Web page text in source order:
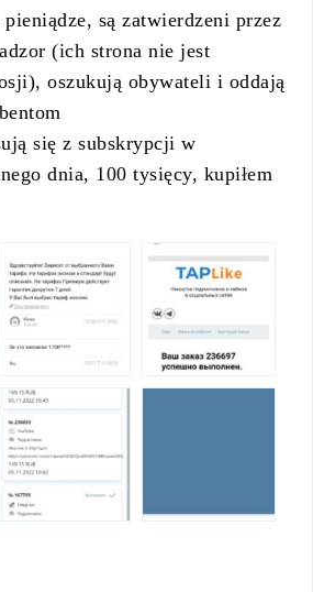
są zatwierdzeni przez
(ich strona nie jest
oszukują obywateli i oddają
się z subskrypcji w
dnia, 100 tysięcy, kupiłem